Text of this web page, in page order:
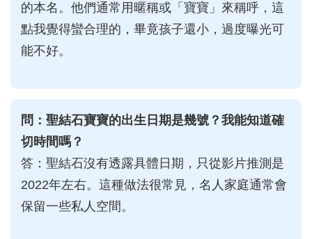
的本名。他們通常用暱稱或「寶寶」來稱呼，這
點我覺得蠻合理的，畢竟孩子還小，過度曝光可
能不好。
問：聖結石寶寶的出生日期是幾號？我能知道確
切時間嗎？
答：聖結石沒有透露具體日期，只從影片推測是
2022年左右。這種做法很常見，名人家庭通常會
保留一些私人空間。